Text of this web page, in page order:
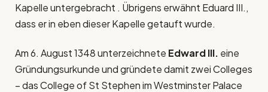
Kapelle untergebracht . Übrigens erwähnt Eduard III.,
dass er in eben dieser Kapelle getauft wurde.
Am 6. August 1348 unterzeichnete Edward III. eine
Gründungsurkunde und gründete damit zwei Colleges
– das College of St Stephen im Westminster Palace